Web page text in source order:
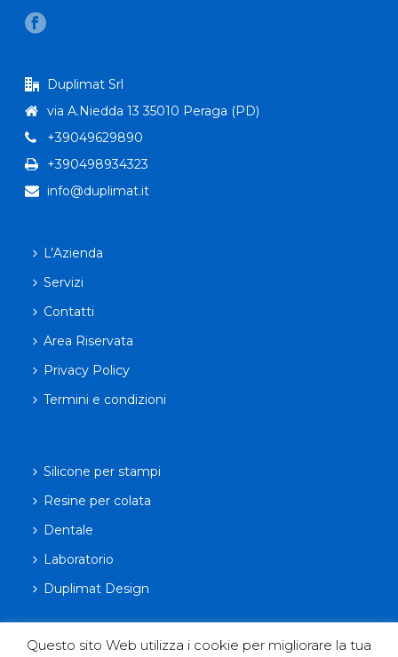
Duplimat Srl
via A.Niedda 13 35010 Peraga (PD)
+39049629890
+390498934323
info@duplimat.it
L’Azienda
Servizi
Contatti
Area Riservata
Privacy Policy
Termini e condizioni
Silicone per stampi
Resine per colata
Dentale
Laboratorio
Duplimat Design
Questo sito Web utilizza i cookie per migliorare la tua